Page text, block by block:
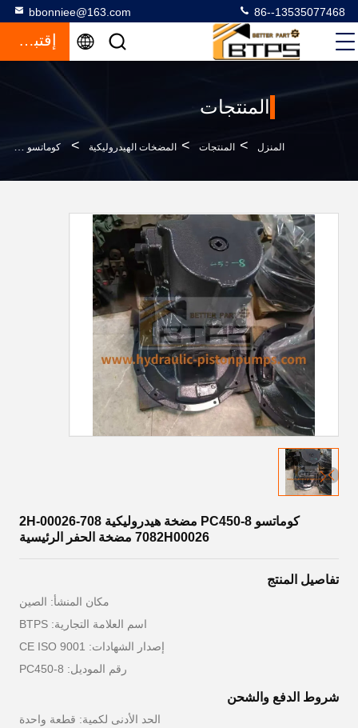
bbonniee@163.com 86--13535077468
إقتباس
المنتجات
المنزل > المنتجات > المضخات الهيدروليكية > كوماتسو PC450-8 مضخة هيدروليكية 708-2H-00026 7082H00026 مضخة الحفر الرئيسية
كوماتسو PC450-8 مضخة هيدروليكية 708-2H-00026
7082H00026 مضخة الحفر الرئيسية
تفاصيل المنتج
مكان المنشأ: الصين
اسم العلامة التجارية: BTPS
إصدار الشهادات: CE ISO 9001
رقم الموديل: PC450-8
شروط الدفع والشحن
الحد الأدنى لكمية: قطعة واحدة